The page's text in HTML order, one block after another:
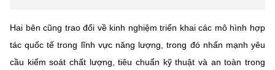
Hai bên cũng trao đổi về kinh nghiệm triển khai các mô hình hợp
tác quốc tế trong lĩnh vực năng lượng, trong đó nhấn mạnh yêu
cầu kiểm soát chất lượng, tiêu chuẩn kỹ thuật và an toàn trong